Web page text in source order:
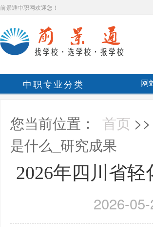
前景通中职网欢迎您！
中职专业分类 网
您当前位置： 首页 >>
是什么_研究成果
2026年四川省
2026-